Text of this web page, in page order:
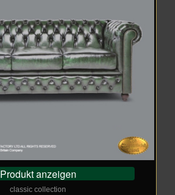
Produkt anzeigen
classic collection